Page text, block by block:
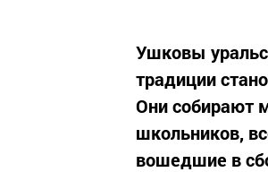
Ушковы
традиции
Они собирают
школьников,
вошедшие в